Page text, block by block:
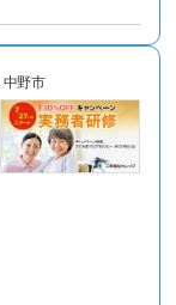
中野市